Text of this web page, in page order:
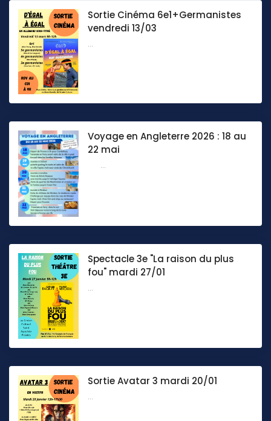
Sortie Cinéma 6e1+Germanistes
vendredi 13/03
...
Voyage en Angleterre 2026 : 18 au
22 mai
...
Spectacle 3e "La raison du plus
fou" mardi 27/01
...
Sortie Avatar 3 mardi 20/01
...